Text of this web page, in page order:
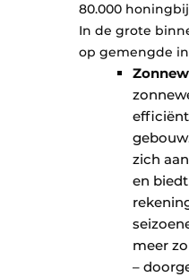
80.000
In de grote
op gemengde
zich
en
meer
–